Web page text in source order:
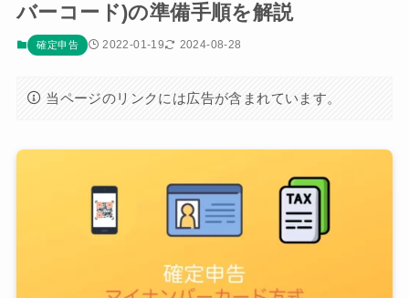
バーコード)の準備手順を解説
確定申告 2022-01-19 2024-08-28
当ページのリンクには広告が含まれています。